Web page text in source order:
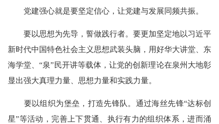
党建强心就是要坚定信心，让党建与发展同频共振。
要以思想为先导，誓做践行者。要更加坚定地以习近平
新时代中国特色社会主义思想武装头脑，用好华大讲堂、东
海学堂、“泉”民开讲等载体，让党的创新理论在泉州大地彰
显出强大真理力量、思想力量和实践力量。
要以组织为堡垒，打造先锋队。通过海丝先锋“达标创
星”等活动，完善上下贯通、执行有力的组织体系，进而涌